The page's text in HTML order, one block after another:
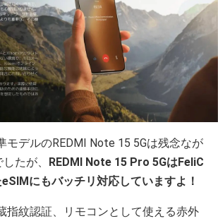
モデルのREDMI Note 15 5Gは残念なが
たが、 REDMI Note 15 Pro 5GはFeliC
にもバッチリ対応していますよ！
指紋認証、リモコンとして使える赤外